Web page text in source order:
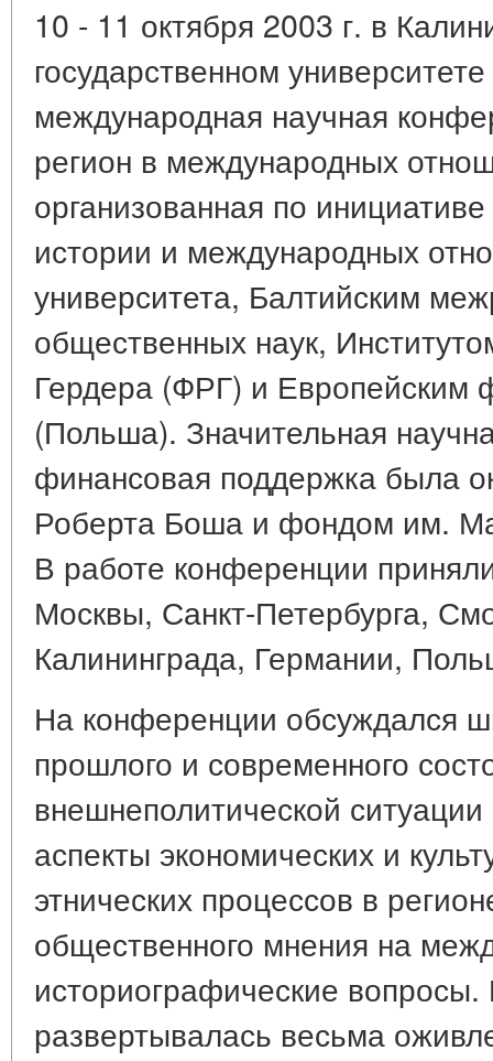
10 - 11 октября 2003 г. в
государственном
международная научная
регион в международных
организованная по
истории и международных
университета, Балтийским
общественных наук,
Гердера (ФРГ) и Европейским
(Польша). Значительная
финансовая поддержка была
Роберта Боша и фондом им.
В работе конференции
Москвы, Санкт-Петербурга,
Калининграда, Германии,
На конференции обсуждался
прошлого и современного
внешнеполитической
аспекты экономических и
этнических процессов в
общественного мнения на
историографические
развертывалась весьма